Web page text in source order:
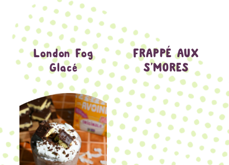
London Fog
Glacé
FRAPPÉ AUX
S’MORES